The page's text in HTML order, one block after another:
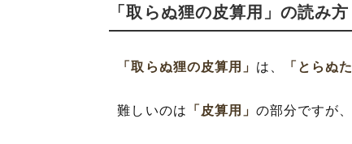
「取らぬ狸の皮算用」の読み方
「取らぬ狸の皮算用」 は、 「とらぬ
難しいのは 「皮算用」の部分ですが